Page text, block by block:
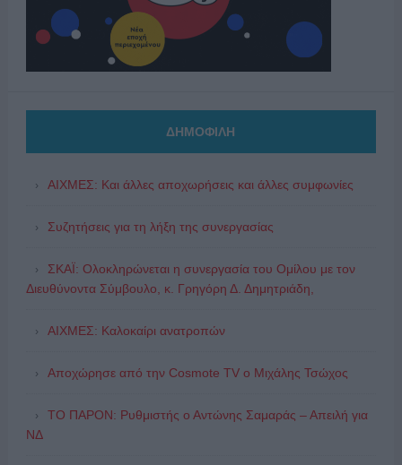
ΔΗΜΟΦΙΛΗ
ΑΙΧΜΕΣ: Και άλλες αποχωρήσεις και άλλες συμφωνίες
Συζητήσεις για τη λήξη της συνεργασίας
ΣΚΑΪ: Ολοκληρώνεται η συνεργασία του Ομίλου με τον
Διευθύνοντα Σύμβουλο, κ. Γρηγόρη Δ. Δημητριάδη,
ΑΙΧΜΕΣ: Καλοκαίρι ανατροπών
Αποχώρησε από την Cosmote TV o Μιχάλης Τσώχος
ΤΟ ΠΑΡΟΝ: Ρυθμιστής ο Αντώνης Σαμαράς – Απειλή για
ΝΔ